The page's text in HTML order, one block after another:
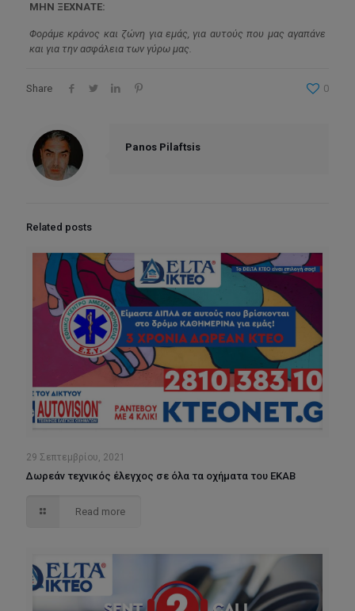
MHN ΞΕΧΝΑΤΕ:
Φοράμε κράνος και ζώνη για εμάς, για αυτούς που μας αγαπάνε
και για την ασφάλεια των γύρω μας.
Share 0
Panos Pilaftsis
Related posts
29 Σεπτεμβρίου, 2021
Δωρεάν τεχνικός έλεγχος σε όλα τα οχήματα του ΕΚΑΒ
Read more